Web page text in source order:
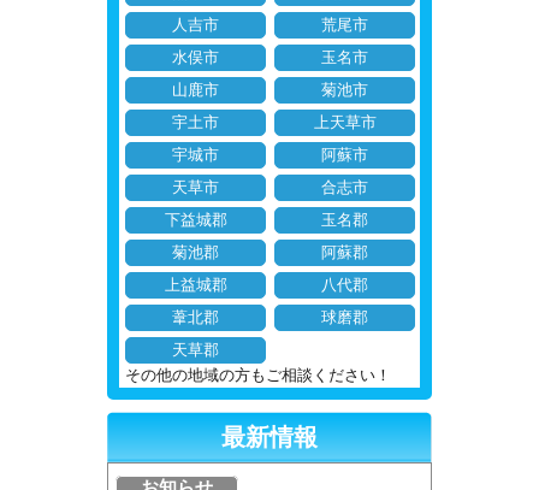
人吉市
荒尾市
水俣市
玉名市
山鹿市
菊池市
宇土市
上天草市
宇城市
阿蘇市
天草市
合志市
下益城郡
玉名郡
菊池郡
阿蘇郡
上益城郡
八代郡
葦北郡
球磨郡
天草郡
その他の地域の方もご相談ください！
最新情報